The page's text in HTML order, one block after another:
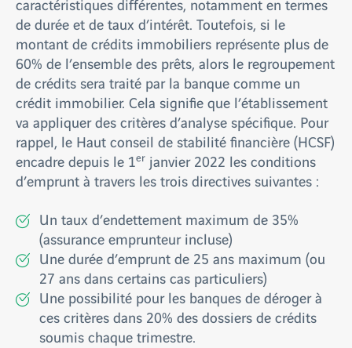
de durée et de taux d’intérêt. Toutefois, si le
montant de crédits immobiliers représente plus de
60% de l’ensemble des prêts, alors le regroupement
de crédits sera traité par la banque comme un
crédit immobilier. Cela signifie que l’établissement
va appliquer des critères d’analyse spécifique. Pour
rappel, le Haut conseil de stabilité financière (HCSF)
encadre depuis le 1er janvier 2022 les conditions
d’emprunt à travers les trois directives suivantes :
Un taux d’endettement maximum de 35%
(assurance emprunteur incluse)
Une durée d’emprunt de 25 ans maximum (ou
27 ans dans certains cas particuliers)
Une possibilité pour les banques de déroger à
ces critères dans 20% des dossiers de crédits
soumis chaque trimestre.